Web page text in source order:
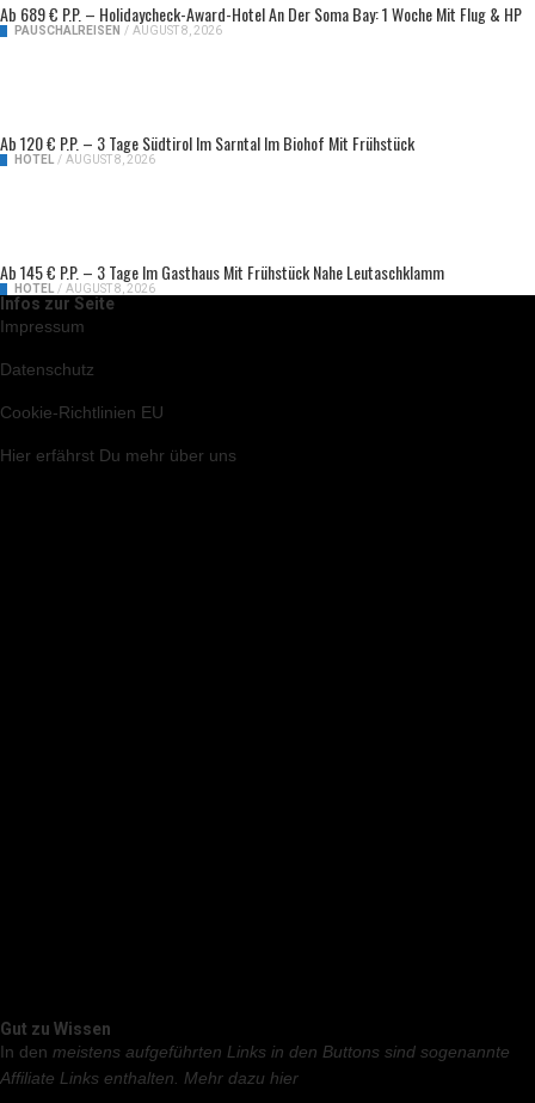
Ab 689 € P.P. – Holidaycheck-Award-Hotel An Der Soma Bay: 1 Woche Mit Flug & HP
PAUSCHALREISEN / AUGUST 8, 2026
Ab 120 € P.P. – 3 Tage Südtirol Im Sarntal Im Biohof Mit Frühstück
HOTEL / AUGUST 8, 2026
Ab 145 € P.P. – 3 Tage Im Gasthaus Mit Frühstück Nahe Leutaschklamm
HOTEL / AUGUST 8, 2026
Infos zur Seite
Impressum
Datenschutz
Cookie-Richtlinien EU
Hier erfährst Du mehr über uns
Gut zu Wissen
In den meistens aufgeführten Links in den Buttons sind sogenannte
Affiliate Links enthalten. Mehr dazu hier